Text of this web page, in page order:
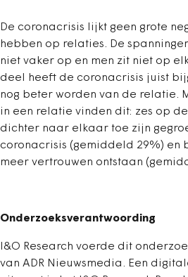
De coronacrisis lijkt geen grote
hebben op relaties. De
niet vaker op en men zit niet op
deel heeft de coronacrisis juist
nog beter worden van de relatie.
in een relatie vinden dit: zes op
dichter naar elkaar toe zijn
coronacrisis (gemiddeld 29%) en
meer vertrouwen ontstaan
Onderzoeksverantwoording
I&O Research voerde dit
van ADR Nieuwsmedia. Een